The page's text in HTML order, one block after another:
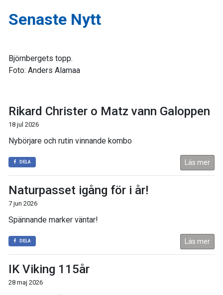
Senaste Nytt
Björnbergets topp.
Foto: Anders Alamaa
Rikard Christer o Matz vann Galoppen
18 jul 2026
Nybörjare och rutin vinnande kombo
DELA Läs mer
Naturpasset igång för i år!
7 jun 2026
Spännande marker väntar!
DELA Läs mer
IK Viking 115år
28 maj 2026